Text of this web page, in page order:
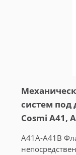
систем под
Cosmi A41,
A41A-A41B